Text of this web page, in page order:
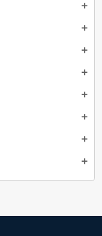
add
add
add
add
add
add
add
add